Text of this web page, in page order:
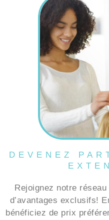
DEVENEZ
Rejoignez notre
d’avantages exclusifs!